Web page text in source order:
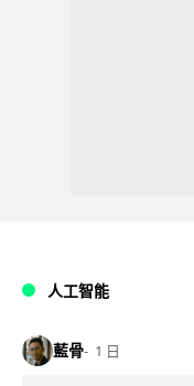
人工智能
藍骨 1 日